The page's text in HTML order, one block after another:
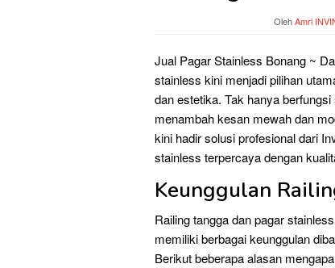
OlehAmri
Jual Pagar Stainless Bonang ~
stainless kini menjadi pilihan
dan estetika. Tak hanya
menambah kesan mewah dan
kini hadir solusi profesional dari
stainless terpercaya dengan
Keunggulan
Railing tangga dan pagar
memiliki berbagai keunggulan
Berikut beberapa alasan